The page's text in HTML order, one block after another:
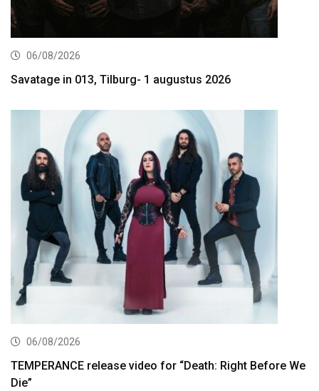
06/08/2026
Savatage in 013, Tilburg- 1 augustus 2026
06/08/2026
TEMPERANCE release video for “Death: Right Before We
Die”